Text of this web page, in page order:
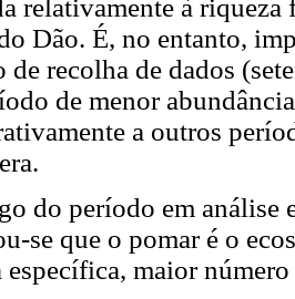
relativamente à riqueza
Dão. É, no entanto,
de recolha de dados
de menor
a outros
do período em análise
se que o pomar é o
específica, maior